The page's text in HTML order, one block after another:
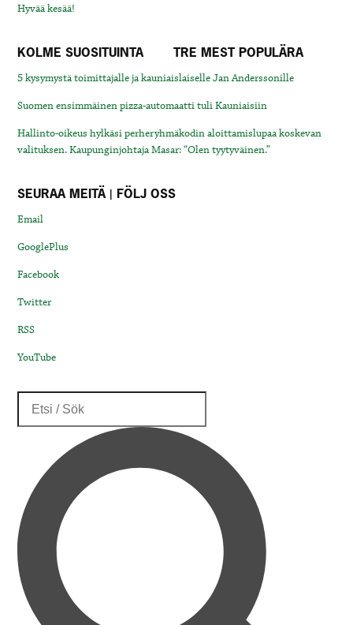
Hyvää kesää!
KOLME SUOSITUINTA TRE MEST POPULÄRA
5 kysymystä toimittajalle ja kauniaislaiselle Jan Anderssonille
Suomen ensimmäinen pizza-automaatti tuli Kauniaisiin
Hallinto-oikeus hylkäsi perheryhmäkodin aloittamislupaa koskevan
valituksen. Kaupunginjohtaja Masar: “Olen tyytyväinen.”
SEURAA MEITÄ | FÖLJ OSS
Email
GooglePlus
Facebook
Twitter
RSS
YouTube